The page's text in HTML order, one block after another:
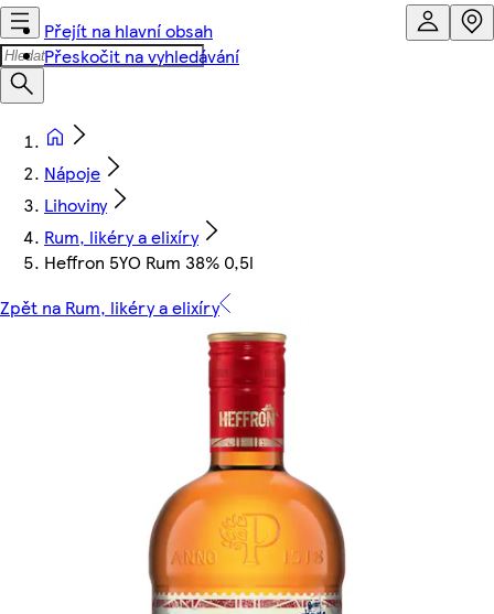
Přejít na hlavní obsah
Přeskočit na vyhledávání
Nápoje
Lihoviny
Rum, likéry a elixíry
Heffron 5YO Rum 38% 0,5l
Zpět na Rum, likéry a elixíry